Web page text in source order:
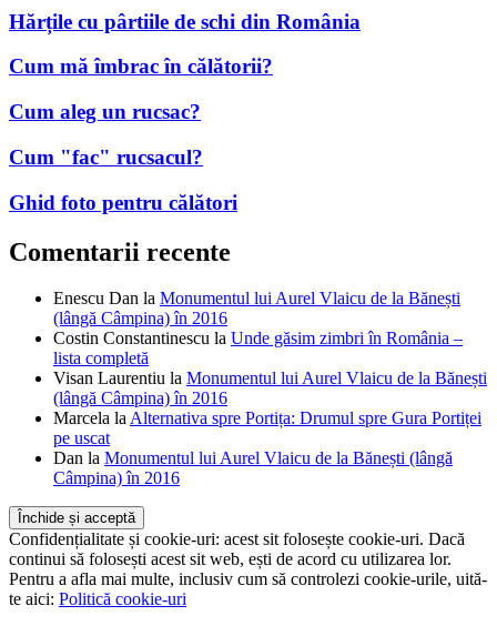
Hărțile cu pârtiile de schi din România
Cum mă îmbrac în călătorii?
Cum aleg un rucsac?
Cum "fac" rucsacul?
Ghid foto pentru călători
Comentarii recente
Enescu Dan la Monumentul lui Aurel Vlaicu de la Bănești
(lângă Câmpina) în 2016
Costin Constantinescu la Unde găsim zimbri în România –
lista completă
Visan Laurentiu la Monumentul lui Aurel Vlaicu de la Bănești
(lângă Câmpina) în 2016
Marcela laAlternativa spre Portița: Drumul spre Gura Portiței
pe uscat
Dan la Monumentul lui Aurel Vlaicu de la Bănești (lângă
Câmpina) în 2016
Confidențialitate și cookie-uri: acest sit folosește cookie-uri. Dacă
continui să folosești acest sit web, ești de acord cu utilizarea lor.
Pentru a afla mai multe, inclusiv cum să controlezi cookie-urile, uită-
te aici: Politică cookie-uri